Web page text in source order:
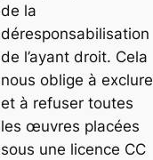
de la
déresponsabilisation
de l’ayant droit. Cela
nous oblige à exclure
et à refuser toutes
les œuvres placées
sous une licence CC